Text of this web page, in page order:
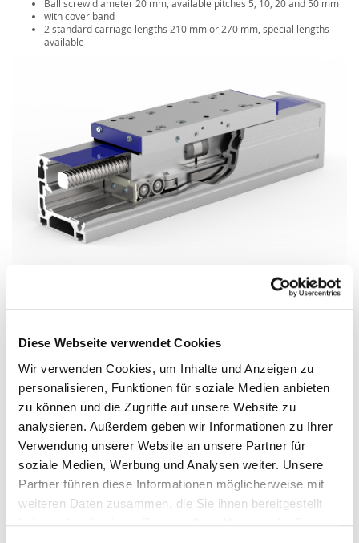
Diese Webseite verwendet Cookies
Wir verwenden Cookies, um Inhalte und Anzeigen zu
personalisieren, Funktionen für soziale Medien anbieten
zu können und die Zugriffe auf unsere Website zu
analysieren. Außerdem geben wir Informationen zu Ihrer
Verwendung unserer Website an unsere Partner für
soziale Medien, Werbung und Analysen weiter. Unsere
Partner führen diese Informationen möglicherweise mit
weiteren Daten zusammen, die Sie ihnen bereitgestellt
Ball screw diameter 20 mm, available pitches 5, 10, 20 and 50 mm
with cover band
2 standard carriage lengths 210 mm or 270 mm, special lengths
available
Mechanical linear unit size 80 with ball screw and linear guide rail:
max. speed:
v = 2,5 m/s
max. acceleration:
a = 20 m/s²
max. guide load:
F = 3000 N
max. feed force:
FX= 4000 N
Aluminium profile 80 x 80 mm with screwed-on linear guide rail size
20 and 2 standard ball bearing guiding carriages
Ball screw diameter 20 mm, available pitches 5, 10, 20 and 50 mm
with cover band
2 standard carriage lengths 210 mm or 270 mm, special lengths
available